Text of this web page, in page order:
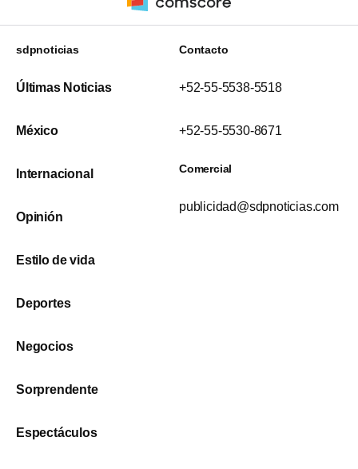
sdpnoticias
Últimas Noticias
México
Internacional
Opinión
Estilo de vida
Deportes
Negocios
Sorprendente
Espectáculos
Contacto
+52-55-5538-5518
+52-55-5530-8671
Comercial
publicidad@sdpnoticias.com